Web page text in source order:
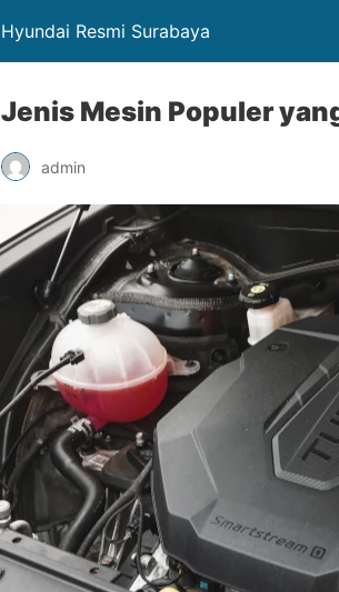
Hyundai Resmi Surabaya
Jenis Mesin Populer
admin